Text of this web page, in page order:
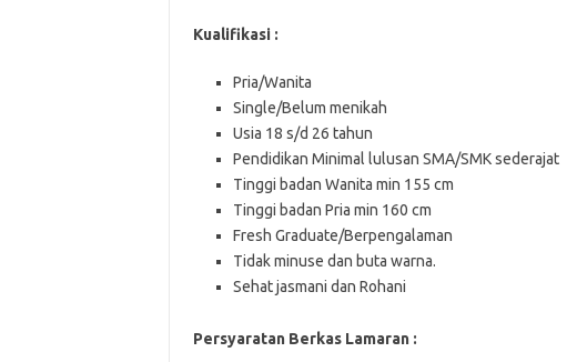
Kualifikasi :
Pria/Wanita
Single/Belum menikah
Usia 18 s/d 26 tahun
Pendidikan Minimal lulusan SMA/SMK sederajat
Tinggi badan Wanita min 155 cm
Tinggi badan Pria min 160 cm
Fresh Graduate/Berpengalaman
Tidak minuse dan buta warna.
Sehat jasmani dan Rohani
Persyaratan Berkas Lamaran :